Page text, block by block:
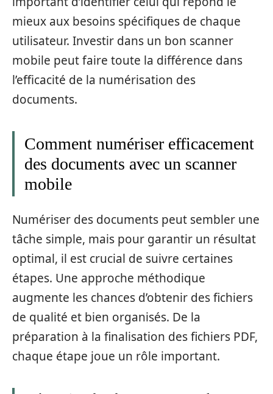
mieux aux besoins spécifiques de chaque
utilisateur. Investir dans un bon scanner
mobile peut faire toute la différence dans
l’efficacité de la numérisation des
documents.
Comment numériser efficacement
des documents avec un scanner
mobile
Numériser des documents peut sembler une
tâche simple, mais pour garantir un résultat
optimal, il est crucial de suivre certaines
étapes. Une approche méthodique
augmente les chances d’obtenir des fichiers
de qualité et bien organisés. De la
préparation à la finalisation des fichiers PDF,
chaque étape joue un rôle important.